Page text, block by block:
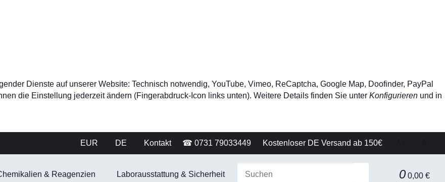
Dienste auf unserer Website: Technisch notwendig, YouTube, Vimeo, ReCaptcha, Google Map, Doofinder, PayPal
die Einstellung jederzeit ändern (Fingerabdruck-Icon links unten). Weitere Details finden Sie unter Konfigurieren und in
EUR
DE Kontakt ☎ 0731 79033449 Kostenloser DE Versand ab 150€
0 0,00 €
& Reagenzien Laborausstattung & Sicherheit Gerätetechnik Filtration & Separationstechnik